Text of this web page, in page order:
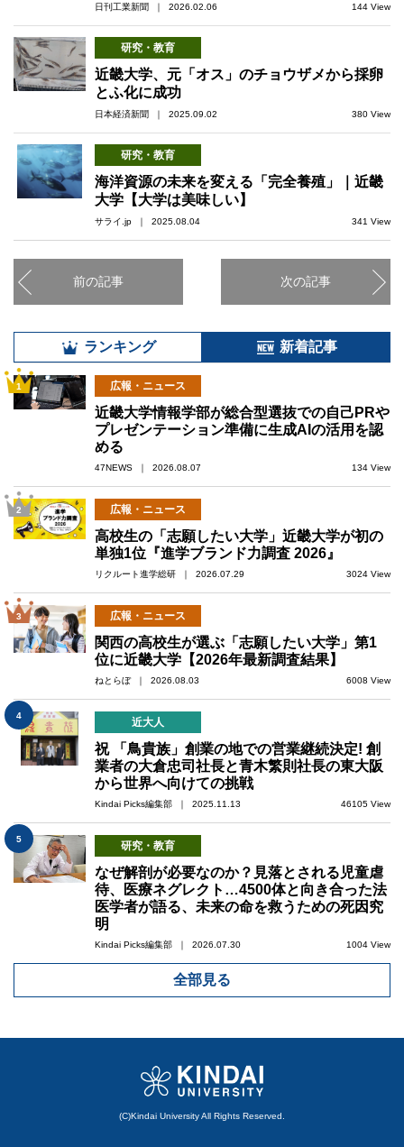
日刊工業新聞 ｜ 2026.02.06 144 View
研究・教育
近畿大学、元「オス」のチョウザメから採卵
とふ化に成功
日本経済新聞 ｜ 2025.09.02 380 View
研究・教育
海洋資源の未来を変える「完全養殖」｜近畿
大学【大学は美味しい】
サライ.jp ｜ 2025.08.04 341 View
前の記事 次の記事
ランキング 新着記事
1 広報・ニュース
近畿大学情報学部が総合型選抜での自己PRや
プレゼンテーション準備に生成AIの活用を認
める
47NEWS ｜ 2026.08.07 134 View
2 広報・ニュース
高校生の「志願したい大学」近畿大学が初の
単独1位『進学ブランド力調査 2026』
リクルート進学総研 ｜ 2026.07.29 3024 View
3 広報・ニュース
関西の高校生が選ぶ「志願したい大学」第1
位に近畿大学【2026年最新調査結果】
ねとらぼ ｜ 2026.08.03 6008 View
4
近大人
祝 「鳥貴族」創業の地での営業継続決定! 創
業者の大倉忠司社長と青木繁則社長の東大阪
から世界へ向けての挑戦
Kindai Picks編集部 ｜ 2025.11.13 46105 View
5
研究・教育
なぜ解剖が必要なのか？見落とされる児童虐
待、医療ネグレクト…4500体と向き合った法
医学者が語る、未来の命を救うための死因究
明
Kindai Picks編集部 ｜ 2026.07.30 1004 View
全部見る
(C)Kindai University All Rights Reserved.